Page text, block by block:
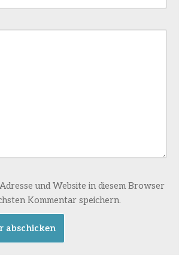
und Website in diesem Browser
Kommentar speichern.